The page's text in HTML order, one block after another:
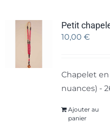
Petit
10,00 €
Chapelet en
nuances) -
Ajouter au
panier